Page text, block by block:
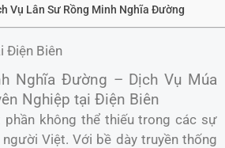
Vụ Lân Sư Rồng Minh Nghĩa Đường
Điện Biên
Nghĩa Đường – Dịch Vụ Múa
Nghiệp tại Điện Biên
phần không thể thiếu trong các sự
Việt. Với bề dày truyền thống